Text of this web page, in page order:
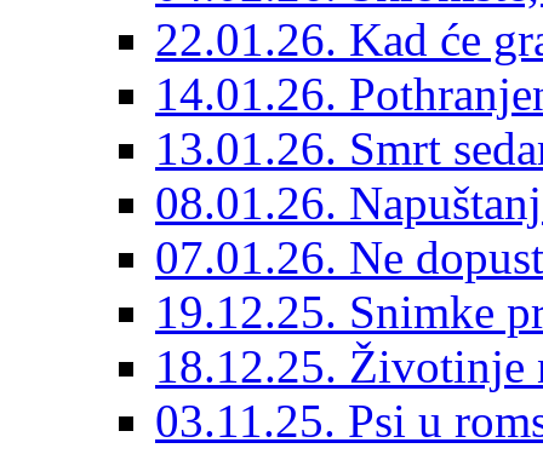
22.01.26. Kad će
14.01.26.
13.01.26. Smrt
08.01.26.
07.01.26. Ne
19.12.25. Snimke
18.12.25. Životinje
03.11.25. Psi u